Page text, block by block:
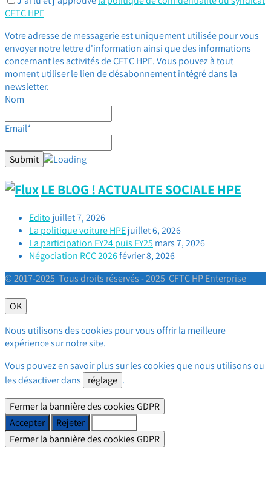
CFTC HPE
Votre adresse de messagerie est uniquement utilisée pour vous
envoyer notre lettre d'information ainsi que des informations
concernant les activités de CFTC HPE. Vous pouvez à tout
moment utiliser le lien de désabonnement intégré dans la
newsletter.
Nom
Email*
LE BLOG ! ACTUALITE SOCIALE HPE
Edito juillet 7, 2026
La politique voiture HPEjuillet 6, 2026
La participation FY24 puis FY25 mars 7, 2026
Négociation RCC 2026février 8, 2026
© 2017-2025 Tous droits réservés - 2025 CFTC HP Enterprise
OK
Nous utilisons des cookies pour vous offrir la meilleure
expérience sur notre site.
Vous pouvez en savoir plus sur les cookies que nous utilisons ou
les désactiver dans
réglage .
Fermer la bannière des cookies GDPR
Accepter
Rejeter
Fermer la bannière des cookies GDPR